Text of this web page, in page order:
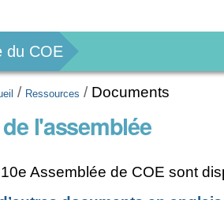
du COE
/ Ressources / Documents
l'assemblée
Assemblée de COE sont